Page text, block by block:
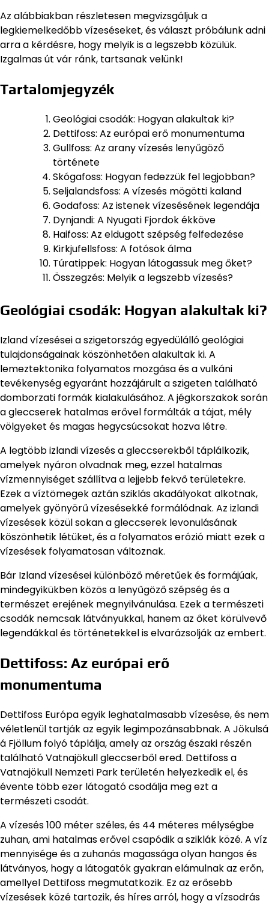
Az alábbiakban részletesen megvizsgáljuk a
legkiemelkedőbb vízeséseket, és választ próbálunk adni
arra a kérdésre, hogy melyik is a legszebb közülük.
Izgalmas út vár ránk, tartsanak velünk!
Tartalomjegyzék
Geológiai csodák: Hogyan alakultak ki?
Dettifoss: Az európai erő monumentuma
Gullfoss: Az arany vízesés lenyűgöző
története
Skógafoss: Hogyan fedezzük fel legjobban?
Seljalandsfoss: A vízesés mögötti kaland
Godafoss: Az istenek vízesésének legendája
Dynjandi: A Nyugati Fjordok ékköve
Haifoss: Az eldugott szépség felfedezése
Kirkjufellsfoss: A fotósok álma
Túratippek: Hogyan látogassuk meg őket?
Összegzés: Melyik a legszebb vízesés?
Geológiai csodák: Hogyan alakultak ki?
Izland vízesései a szigetország egyedülálló geológiai
tulajdonságainak köszönhetően alakultak ki. A
lemeztektonika folyamatos mozgása és a vulkáni
tevékenység egyaránt hozzájárult a szigeten található
domborzati formák kialakulásához. A jégkorszakok során
a gleccserek hatalmas erővel formálták a tájat, mély
völgyeket és magas hegycsúcsokat hozva létre.
A legtöbb izlandi vízesés a gleccserekből táplálkozik,
amelyek nyáron olvadnak meg, ezzel hatalmas
vízmennyiséget szállítva a lejjebb fekvő területekre.
Ezek a víztömegek aztán sziklás akadályokat alkotnak,
amelyek gyönyörű vízesésekké formálódnak. Az izlandi
vízesések közül sokan a gleccserek levonulásának
köszönhetik létüket, és a folyamatos erózió miatt ezek a
vízesések folyamatosan változnak.
Bár Izland vízesései különböző méretűek és formájúak,
mindegyikükben közös a lenyűgöző szépség és a
természet erejének megnyilvánulása. Ezek a természeti
csodák nemcsak látványukkal, hanem az őket körülvevő
legendákkal és történetekkel is elvarázsolják az embert.
Dettifoss: Az európai erő
monumentuma
Dettifoss Európa egyik leghatalmasabb vízesése, és nem
véletlenül tartják az egyik legimpozánsabbnak. A Jökulsá
á Fjöllum folyó táplálja, amely az ország északi részén
található Vatnajökull gleccserből ered. Dettifoss a
Vatnajökull Nemzeti Park területén helyezkedik el, és
évente több ezer látogató csodálja meg ezt a
természeti csodát.
A vízesés 100 méter széles, és 44 méteres mélységbe
zuhan, ami hatalmas erővel csapódik a sziklák közé. A víz
mennyisége és a zuhanás magassága olyan hangos és
látványos, hogy a látogatók gyakran elámulnak az erőn,
amellyel Dettifoss megmutatkozik. Ez az erősebb
vízesések közé tartozik, és híres arról, hogy a vízsodrás